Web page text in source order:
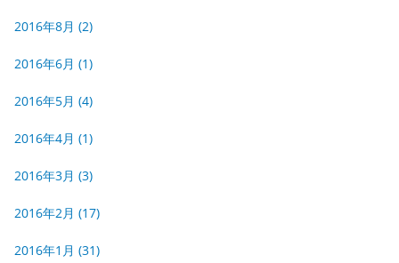
2016年8月 (2)
2016年6月 (1)
2016年5月 (4)
2016年4月 (1)
2016年3月 (3)
2016年2月 (17)
2016年1月 (31)